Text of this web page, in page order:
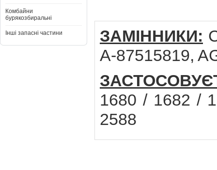
Комбайни
бурякозбиральні
Інші запасні частини ЗАМІННИКИ:
A-87515819,
1680 / 1682 /
2588